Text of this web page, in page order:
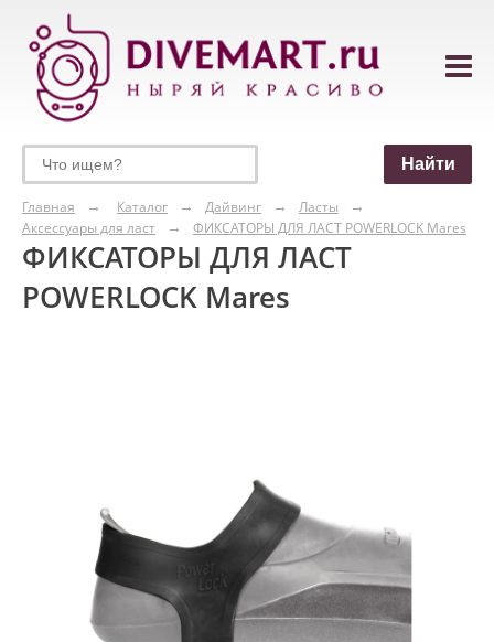
Главная Каталог Дайвинг
Ласты
Аксессуары для ласт
ФИКСАТОРЫ ДЛЯ ЛАСТ POWERLOCK Mares
ФИКСАТОРЫ ДЛЯ ЛАСТ
POWERLOCK Mares